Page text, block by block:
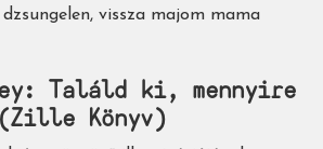
vissza majom mama
Találd ki, mennyire
Könyv)